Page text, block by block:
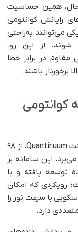
حال، همین حساسیت
رایانش کوانتومی
می‌توانند به‌راحتی
شوند. از این رو،
مقاوم در برابر خطا
برخوردار باشند.
کوانتومی
هلیوس، پیشرفته‌ترین رایانه کوانتومی شرکت Quantinuum، از ۹۸
بهره می‌برد. این سامانه بر
توسعه یافته و با
رویکردی که امکان
با سرعت نور را
دارد.